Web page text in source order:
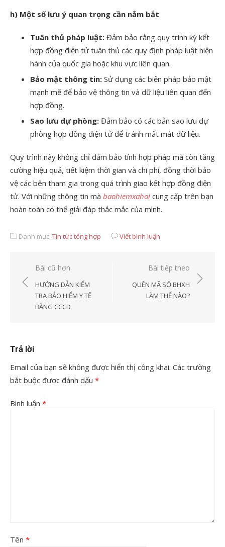
h) Một số lưu ý quan trọng cần nắm bắt
Tuân thủ pháp luật: Đảm bảo rằng quy trình ký kết
hợp đồng điện tử tuân thủ các quy định pháp luật hiện
hành của quốc gia hoặc khu vực liên quan.
Bảo mật thông tin: Sử dụng các biện pháp bảo mật
mạnh mẽ để bảo vệ thông tin và dữ liệu liên quan đến
hợp đồng.
Sao lưu dự phòng: Đảm bảo có các bản sao lưu dự
phòng hợp đồng điện tử để tránh mất mát dữ liệu.
Quy trình này không chỉ đảm bảo tính hợp pháp mà còn tăng
cường hiệu quả, tiết kiệm thời gian và chi phí, đồng thời bảo
vệ các bên tham gia trong quá trình giao kết hợp đồng điện
tử. Với những thông tin mà baohiemxahoi cung cấp trên bạn
hoàn toàn có thể giải đáp thắc mắc của mình.
Danh mục: Tin tức tổng hợp Viết bình luận
Điều
hướng
viết
Bài cũ hơn
HƯỚNG DẪN KIỂM
TRA BẢO HIỂM Y TẾ
BẰNG CCCD
Bài tiếp theo
QUÊN MÃ SỐ BHXH
LÀM THẾ NÀO?
Trả lời
Email của bạn sẽ không được hiển thị công khai. Các trường
bắt buộc được đánh dấu *
Bình luận *
Tên *